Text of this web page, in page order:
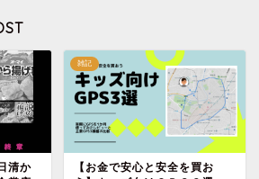
清か
雑記
【お金で安心と安全を買お